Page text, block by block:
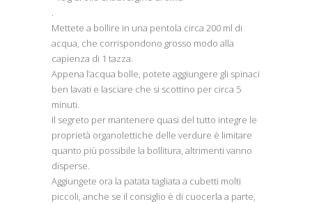
.
Mettete a bollire in una pentola circa 200 ml di
acqua, che corrispondono grosso modo alla
capienza di 1 tazza.
Appena l’acqua bolle, potete aggiungere gli spinaci
ben lavati e lasciare che si scottino per circa 5
minuti.
Il segreto per mantenere quasi del tutto integre le
proprietà organolettiche delle verdure è limitare
quanto più possibile la bollitura, altrimenti vanno
disperse.
Aggiungete ora la patata tagliata a cubetti molti
piccoli, anche se il consiglio è di cuocerla a parte,